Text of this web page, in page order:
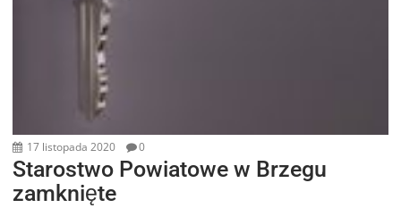
17 listopada 2020 0
Starostwo Powiatowe w Brzegu
zamknięte